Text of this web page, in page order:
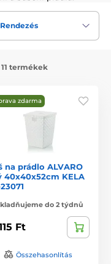
Rendezés
termékek
zdarma
na prádlo ALVARO
40x40x52cm KELA
do 2 týdnů
Ft
Összehasonlítás